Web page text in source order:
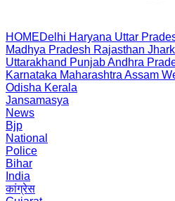
HOMEDelhi Haryana Uttar
Madhya Pradesh Rajasthan
Uttarakhand PunjabAndhra
Karnataka Maharashtra Assam
Odisha Kerala
Jansamasya
News
Bjp
National
Police
Bihar
India
कांग्रेस